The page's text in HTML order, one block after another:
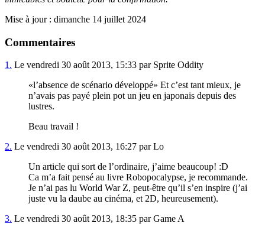
Mise à jour : dimanche 14 juillet 2024
Commentaires
1. Le vendredi 30 août 2013, 15:33 par Sprite Oddity
l’absence de scénario développé
Et c’est tant mieux, je
n’avais pas payé plein pot un jeu en japonais depuis des
lustres.
Beau travail !
2. Le vendredi 30 août 2013, 16:27 par Lo
Un article qui sort de l’ordinaire, j’aime beaucoup! :D
Ca m’a fait pensé au livre Robopocalypse, je recommande.
Je n’ai pas lu World War Z, peut-être qu’il s’en inspire (j’ai
juste vu la daube au cinéma, et 2D, heureusement).
3. Le vendredi 30 août 2013, 18:35 par Game A